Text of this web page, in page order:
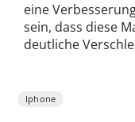
eine
sein, dass diese
deutliche
Iphone